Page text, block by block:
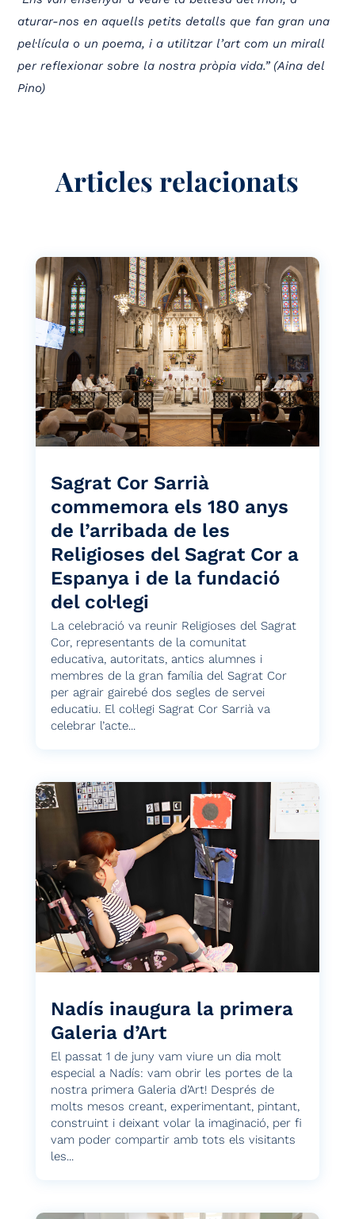
aturar-nos en aquells petits detalls que fan gran una
pel·lícula o un poema, i a utilitzar l’art com un mirall
per reflexionar sobre la nostra pròpia vida.” (Aina del
Pino)
Articles relacionats
Sagrat Cor Sarrià
commemora els 180 anys
de l’arribada de les
Religioses del Sagrat Cor a
Espanya i de la fundació
del col·legi
La celebració va reunir Religioses del Sagrat
Cor, representants de la comunitat
educativa, autoritats, antics alumnes i
membres de la gran família del Sagrat Cor
per agrair gairebé dos segles de servei
educatiu. El col·legi Sagrat Cor Sarrià va
celebrar l’acte...
Nadís inaugura la primera
Galeria d’Art
El passat 1 de juny vam viure un dia molt
especial a Nadís: vam obrir les portes de la
nostra primera Galeria d’Art! Després de
molts mesos creant, experimentant, pintant,
construint i deixant volar la imaginació, per fi
vam poder compartir amb tots els visitants
les...